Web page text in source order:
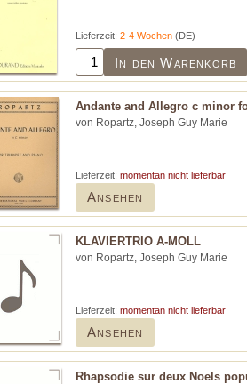
Lieferzeit: 2-4 Wochen (DE)
In den Warenkorb
Andante and Allegro c minor
von Ropartz, Joseph Guy Marie
Lieferzeit: momentan nicht lieferbar
Ansehen
KLAVIERTRIO A-MOLL
von Ropartz, Joseph Guy Marie
Lieferzeit: momentan nicht lieferbar
Ansehen
Rhapsodie sur deux Noels